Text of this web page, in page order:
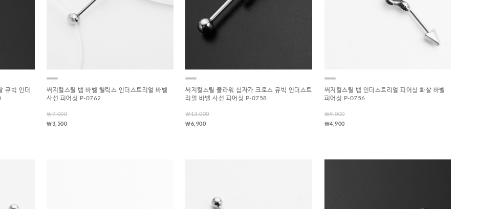
큐빅 인더
써지컬스틸 뱀 바벨 헬릭스 인더스트리얼 바벨
사선 피어싱 P-0762
￦7,000
￦3,500
써지컬스틸 플라워 십자가 크로스 큐빅 인더스트
리얼 바벨 사선 피어싱 P-0758
￦13,000
￦6,900
써지컬스틸 뱀 인더스트리얼 피어싱 화살 바벨
피어싱 P-0756
￦9,000
￦4,900